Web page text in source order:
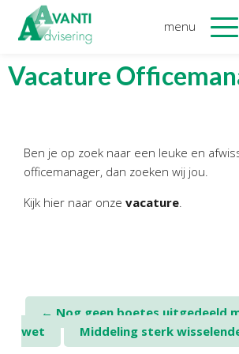
menu
Organisatie
Algemene verordening
gegevensbescherming
Vacatures
Financiele Administratie
Startersbegeleiding
Tijdelijk financieel personeel
Zoeken
naar:
Vacature
Ben je op zoek naar een leuke en
officemanager, dan zoeken wij jou.
Kijk hier naar onze vacature.
Post
navigation
← Nog geen boetes uitgedeeld
wet
Middeling sterk